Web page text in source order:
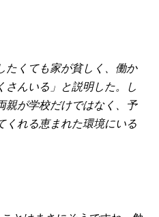
たくても家が貧しく、働か
さんいる」と説明した。し
親が学校だけではなく、予
くれる恵まれた環境にいる